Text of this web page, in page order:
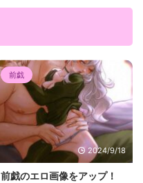
前戯
2024/9/18
前戯のエロ画像をアップ！